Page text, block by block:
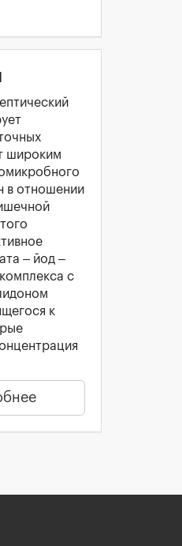
широким
в отношении
– йод –
с
к